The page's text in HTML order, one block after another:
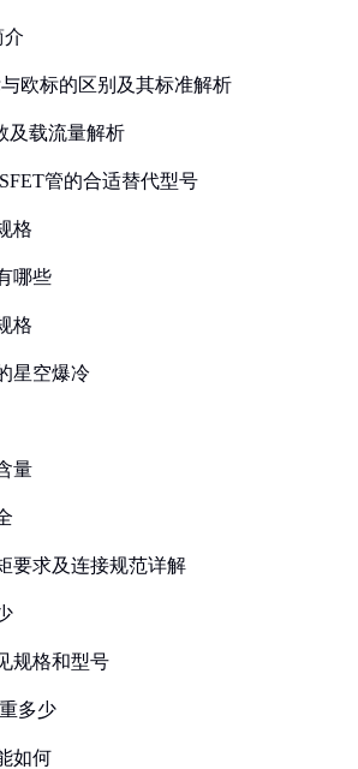
介
欧标的区别及其标准解析
及载流量解析
管的合适替代型号
格
哪些
格
星空爆冷
量
要求及连接规范详解
规格和型号
多少
如何